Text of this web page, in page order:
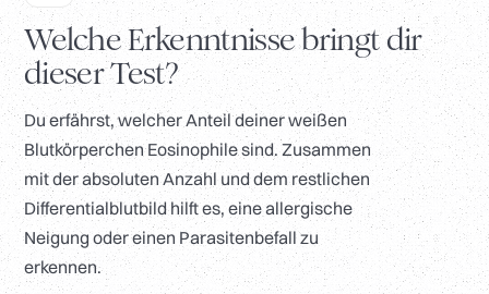
Welche Erkenntnisse bringt dir
dieser Test?
Du erfährst, welcher Anteil deiner weißen
Blutkörperchen Eosinophile sind. Zusammen
mit der absoluten Anzahl und dem restlichen
Differentialblutbild hilft es, eine allergische
Neigung oder einen Parasitenbefall zu
erkennen.